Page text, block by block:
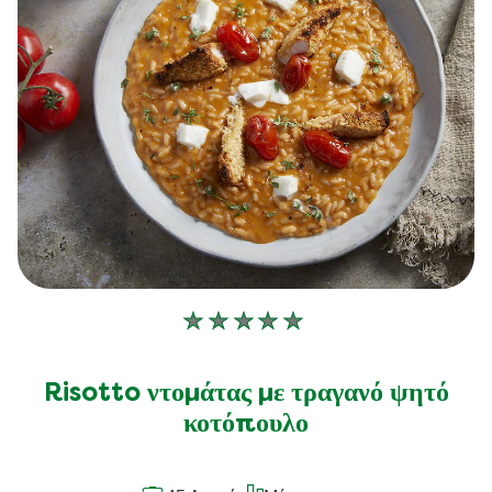
Δεν
αξιολογήσεις
για
Risotto ντομάτας με τραγανό ψητό
κοτόπουλο